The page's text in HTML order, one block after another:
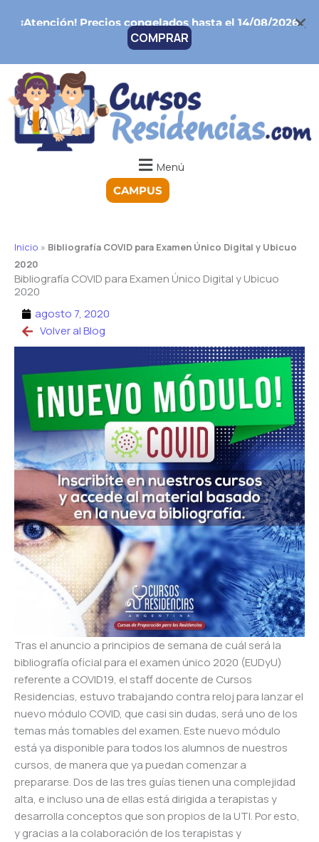
¡Atención!Precios congelados hasta el 14/08/2026
COMPRAR
Menú
CAMPUS
Inicio » Bibliografía COVID para Examen Único Digital y Ubicuo
2020
Bibliografía COVID para Examen Único Digital y Ubicuo
2020
agosto 7, 2020
Volver al Blog
Tras el anuncio a principios de semana de cuál será la
bibliografía oficial para el examen único 2020 (EUDyU)
referente a COVID19, el staff docente de Cursos
Residencias, estuvo trabajando contra reloj para lanzar el
nuevo módulo COVID, que casi sin dudas, será uno de los
temas más tomables del examen. Este nuevo módulo
está ya disponible para todos los alumnos de nuestros
cursos, de manera que ya puedan comenzar a
prepararse. Dos de las tres guías tienen una complejidad
alta, e incluso una de ellas está dirigida a terapistas y
desarrolla conceptos que son propios de la UTI. Por esto,
y gracias a la colaboración de los terapistas y